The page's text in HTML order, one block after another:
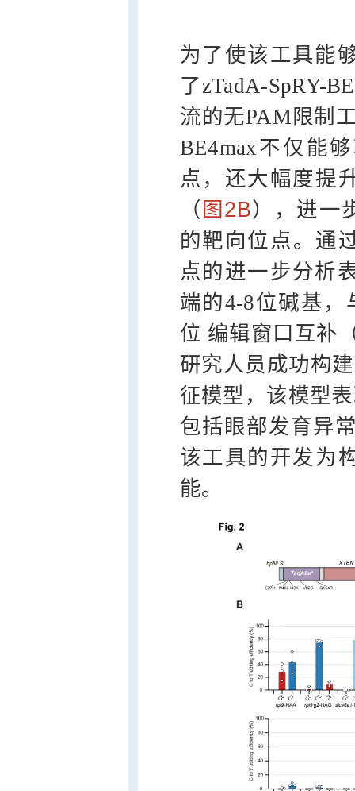
为了使该工具能
了zTadA-SpRY-
流的无PAM限制
BE4max不仅能
点，还大幅度提
（ 图2B），进一
的靶向位点。通
点的进一步分析
端的4-8位碱基，
位 编辑窗口互补
研究人员成功构
征模型，该模型
包括眼部发育异
该工具的开发为
能。